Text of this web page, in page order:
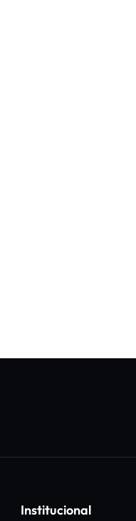
Institucional